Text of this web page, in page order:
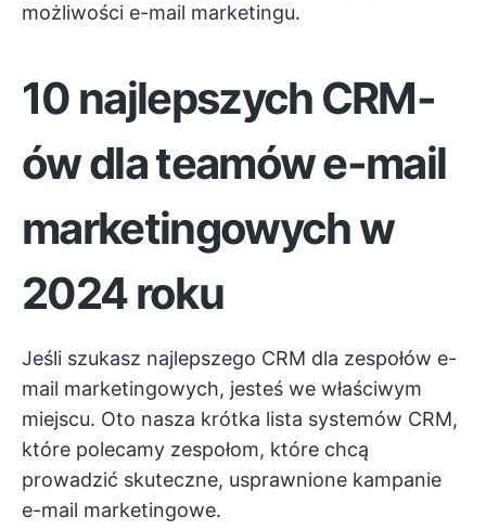
możliwości e-mail marketingu.
10 najlepszych CRM-
ów dla teamów e-mail
marketingowych w
2024 roku
Jeśli szukasz najlepszego CRM dla zespołów e-
mail marketingowych, jesteś we właściwym
miejscu. Oto nasza krótka lista systemów CRM,
które polecamy zespołom, które chcą
prowadzić skuteczne, usprawnione kampanie
e-mail marketingowe.